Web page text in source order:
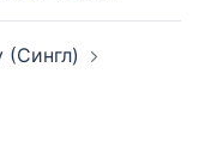
(Сингл)